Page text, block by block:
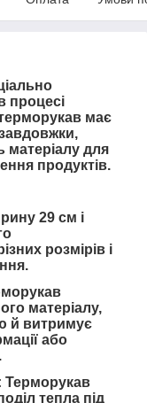
процесі
має
матеріалу для
продуктів.
29 см і
розмірів і
матеріалу,
й витримує
або
Терморукав
тепла під